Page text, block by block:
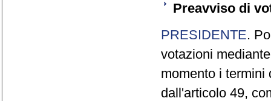
Preavviso di
PRESIDENTE.
votazioni
momento i termini
dall'articolo 49,